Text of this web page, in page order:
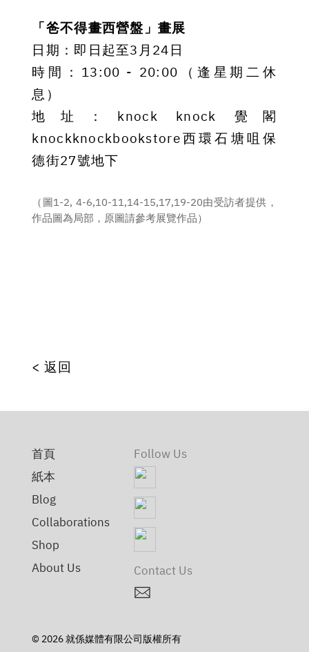
「爸不得畫西營盤」畫展
日期：即日起至3月24日
時間：13:00 - 20:00（逢星期二休
息）
地址：knock knock 覺閣
knockknockbookstore 西環石塘咀保
德街27號地下
（圖1-2, 4-6,10-11,14-15,17,19-20由受訪者提供，
作品圖為局部，原圖請參考展覽作品）
< 返回
首頁
紙本
Blog
Collaborations
Shop
About Us
Follow Us
Contact Us
︎
© 2026 就係媒體有限公司版權所有